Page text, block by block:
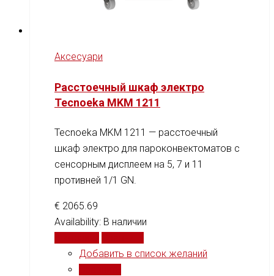
Аксесуари
Расстоечный шкаф электро
Tecnoeka MKM 1211
Tecnoeka MKM 1211 — расстоечный
шкаф электро для пароконвектоматов с
сенсорным дисплеем на 5, 7 и 11
противней 1/1 GN.
€ 2065.69
Availability: В наличии
Добавить в список желаний